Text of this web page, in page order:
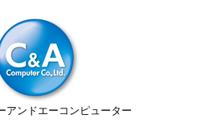
アンドエーコンピューター